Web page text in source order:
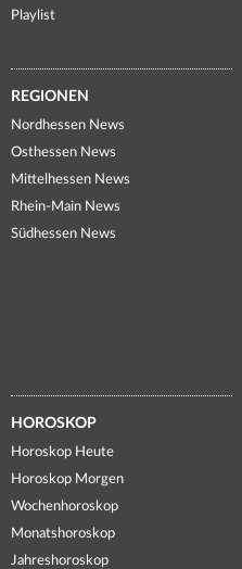
Playlist
REGIONEN
Nordhessen News
Osthessen News
Mittelhessen News
Rhein-Main News
Südhessen News
HOROSKOP
Horoskop Heute
Horoskop Morgen
Wochenhoroskop
Monatshoroskop
Jahreshoroskop